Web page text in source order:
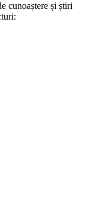
cunoaștere și știri